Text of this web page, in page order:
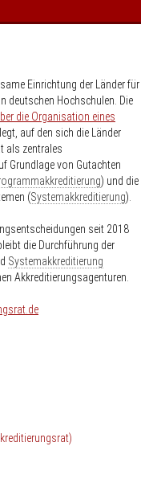
Einrichtung der Länder für
deutschen Hochschulen. Die
die Organisation eines
auf den sich die Länder
als zentrales
Grundlage von Gutachten
) und die
(Systemakkreditierung).
seit 2018
die Durchführung der
Systemakkreditierung
Akkreditierungsagenturen.